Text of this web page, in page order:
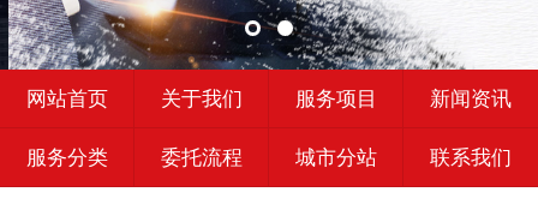
网站首页 关于我们 服务项目 新闻资讯
服务分类 委托流程 城市分站 联系我们